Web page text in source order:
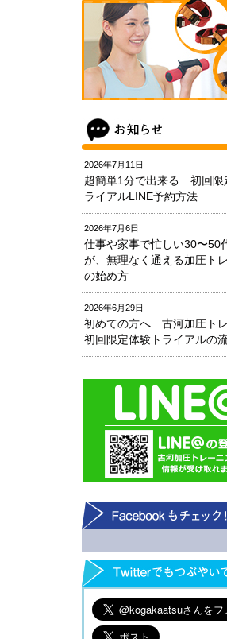
2026年7月11日
超簡単1分で出来る 初回限
ライアルLINE予約方法
2026年7月6日
仕事や家事で忙しい30〜50
が、無理なく通える加圧ト
の始め方
2026年6月29日
初めての方へ 古河加圧ト
初回限定体験トライアルの